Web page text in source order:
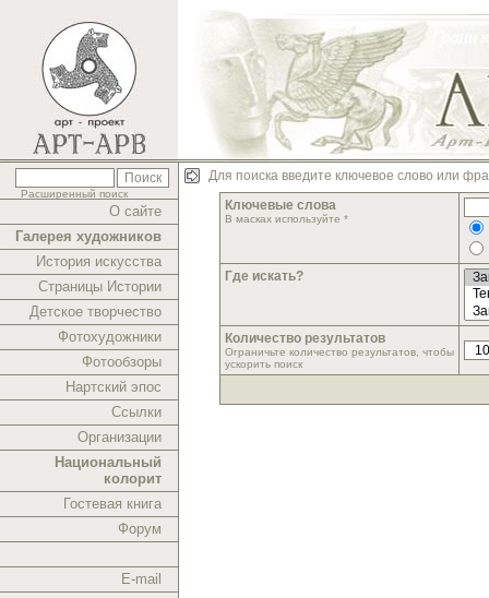
Расширенный поиск
О сайте
Галерея художников
История искусства
Страницы Истории
Детское творчество
Фотохудожники
Фотообзоры
Нартский эпос
Ссылки
Организации
Национальный
колорит
Гостевая книга
Форум
E-mail
Для поиска введите ключевое слово или
Ключевые слова
В масках используйте *
Где искать?
Количество результатов
Ограничьте количество результатов, чтобы
ускорить поиск